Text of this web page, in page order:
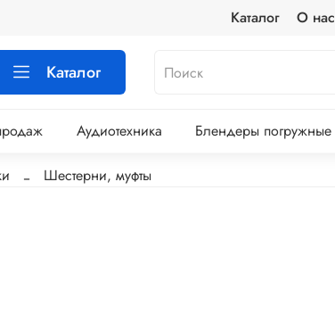
Каталог О нас
Каталог
Аудиотехника Блендеры погружные
Шестерни, муфты